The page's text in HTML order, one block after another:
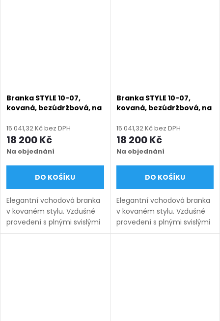
Branka STYLE 10-07,
kovaná, bezúdržbová, na
výška 1000–1750 mm),
černá struktura RAL 9005
15 041,32 Kč bez DPH
18 200 Kč
Na objednání
DO KOŠÍKU
Elegantní vchodová branka
v kovaném stylu. Vzdušné
provedení s plnými svislými
pruty 12×12 mm působí
Branka STYLE 10-07,
kovaná, bezúdržbová, na
výška 1000–1750 mm),
hnědá RAL 8014 matná
15 041,32 Kč bez DPH
18 200 Kč
Na objednání
DO KOŠÍKU
Elegantní vchodová branka
v kovaném stylu. Vzdušné
provedení s plnými svislými
pruty 12×12 mm působí